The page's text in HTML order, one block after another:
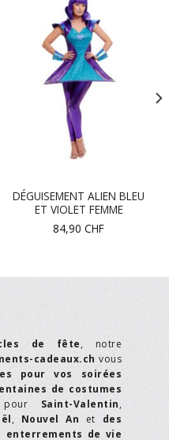
DÉGUISEMENT ALIEN BLEU
ET VIOLET FEMME
84,90 CHF
de fête, notre
cadeaux.ch vous
pour vos soirées
de costumes
Saint-Valentin,
, Nouvel An et des
enterrements de vie